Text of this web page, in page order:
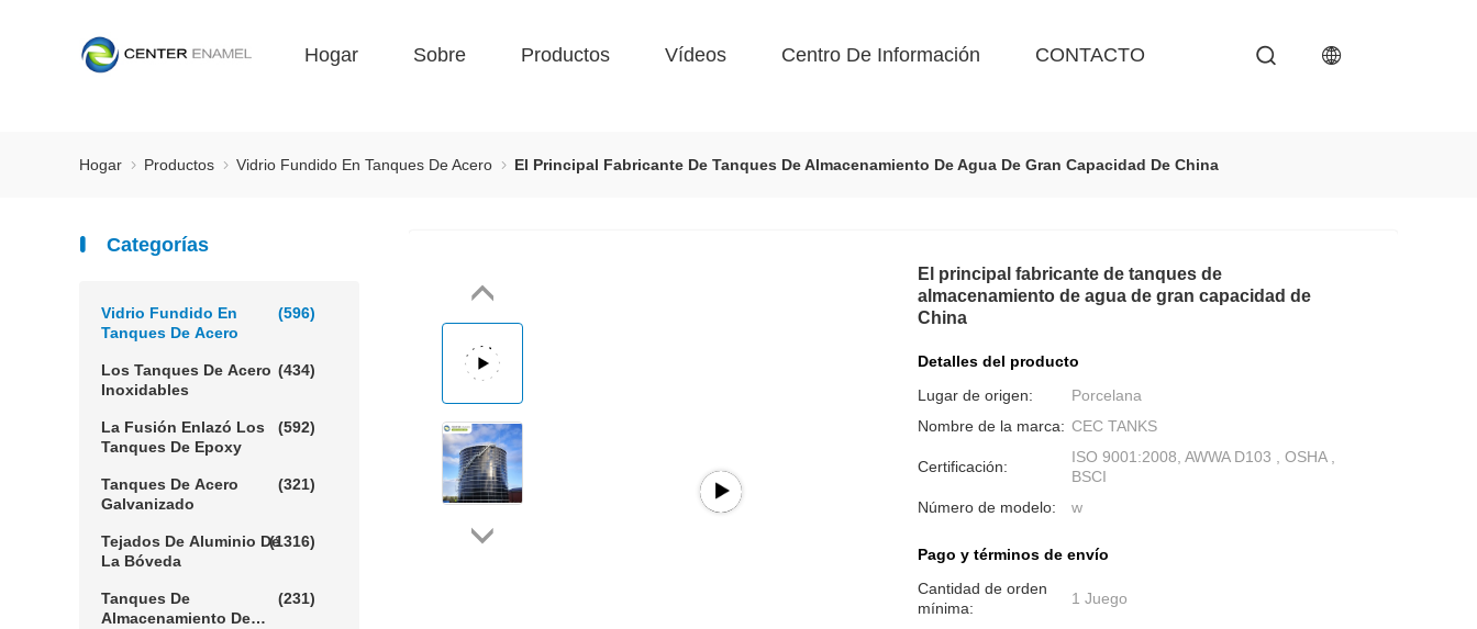
Hogar Sobre Productos Vídeos Centro De Información CONTACTO
Hogar Productos Vidrio Fundido En Tanques De Acero El Principal Fabricante De Tanques De Almacenamiento De Agua De Gran Capacidad De China
Categorías
Vidrio Fundido En
Tanques De Acero
(596)
Los Tanques De Acero
Inoxidables
(434)
La Fusión Enlazó Los
Tanques De Epoxy
(592)
Tanques De Acero
Galvanizado
(321)
Tejados De Aluminio De
La Bóveda
(1316)
Tanques De
Almacenamiento De
(231)
El principal fabricante de tanques de
almacenamiento de agua de gran capacidad de
China
Detalles del producto
Lugar de origen:
Porcelana
Nombre de la marca: CEC TANKS
Certificación:
ISO 9001:2008, AWWA D103 , OSHA ,
BSCI
Número de modelo:
w
Pago y términos de envío
Cantidad de orden
mínima:
1 Juego